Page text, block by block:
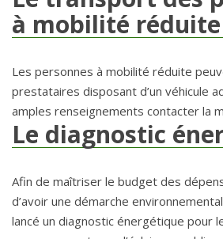
à mobilité réduite
Les personnes à mobilité réduite
prestataires disposant d’un véhicule
amples renseignements contacter la
Le diagnostic
Afin de maîtriser le budget des
d’avoir une démarche
lancé un diagnostic énergétique pour